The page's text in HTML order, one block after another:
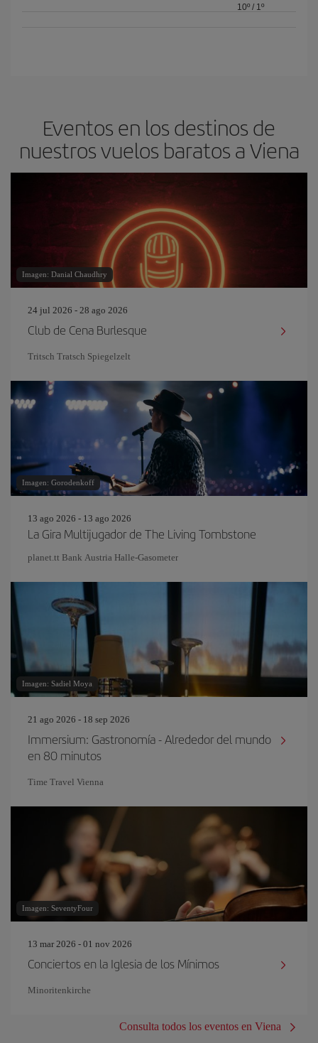
10º/ 1º
Eventos en los destinos de
nuestros vuelos baratos a Viena
Imagen: Danial Chaudhry
24 jul 2026 - 28 ago 2026
Club de Cena Burlesque
Tritsch Tratsch Spiegelzelt
Imagen: Gorodenkoff
13 ago 2026 - 13 ago 2026
La Gira Multijugador de The Living Tombstone
planet.tt Bank Austria Halle-Gasometer
Imagen: Sadiel Moya
21 ago 2026 - 18 sep 2026
Immersium: Gastronomía - Alrededor del mundo
en 80 minutos
Time Travel Vienna
Imagen: SeventyFour
13 mar 2026 - 01 nov 2026
Conciertos en la Iglesia de los Mínimos
Minoritenkirche
Consulta todos los eventos en Viena